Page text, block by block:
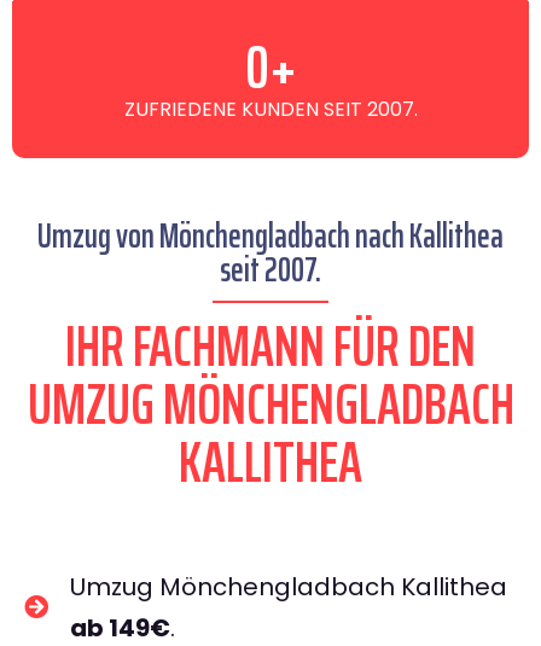
ZUFRIEDENE KUNDEN SEIT 2007.
0+
Umzug von Mönchengladbach nach Kallithea
seit 2007.
IHR FACHMANN FÜR DEN
UMZUG MÖNCHENGLADBACH
KALLITHEA
Umzug Mönchengladbach Kallithea
ab 149€.